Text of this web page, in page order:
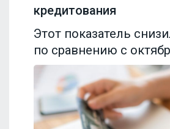
кредитования
Этот показатель
по сравнению с